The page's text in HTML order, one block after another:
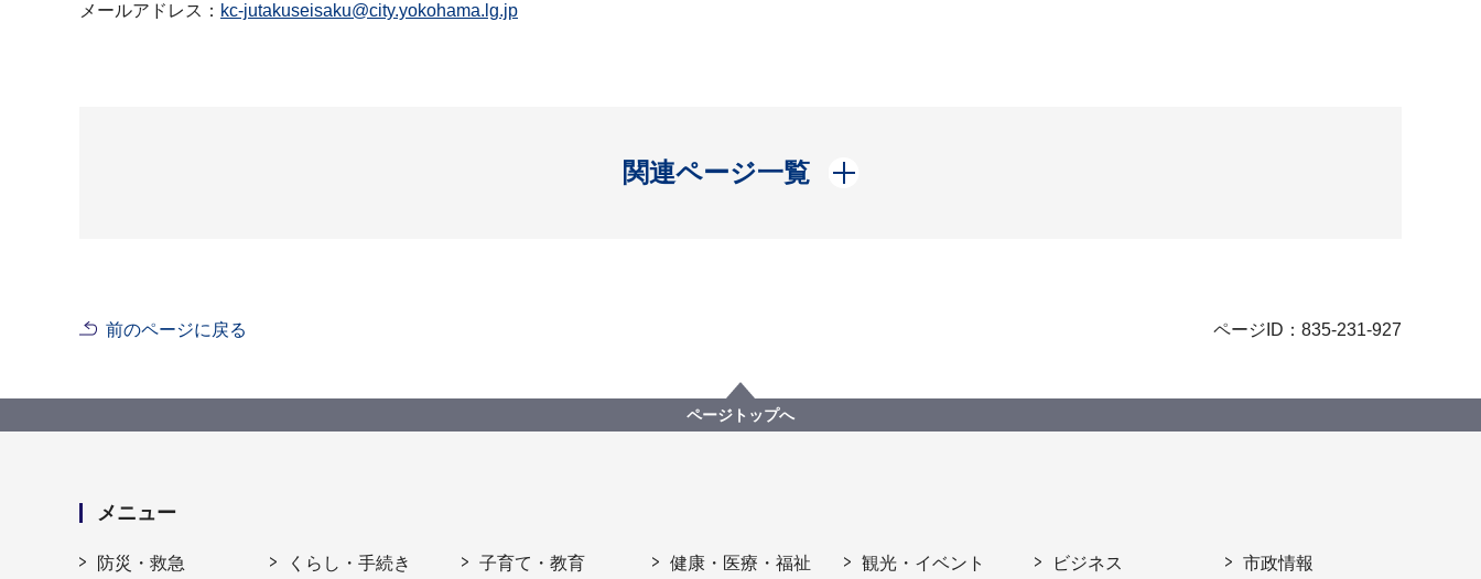
メールアドレス： kc-jutakuseisaku@city.yokohama.lg.jp
関連ページ一覧
開く
前のページに戻る ページID：835-231-927
ページトップへ
メニュー
防災・救急 くらし・手続き 子育て・教育 健康・医療・福祉 観光・イベント ビジネス 市政情報